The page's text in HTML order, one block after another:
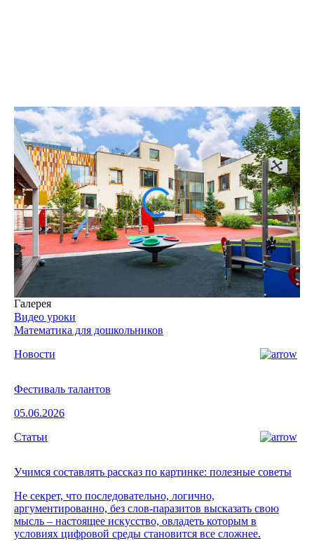
Галерея
Видео уроки
Математика для дошкольников
Новости
Фестиваль талантов
05.06.2026
Статьи
Учимся составлять рассказ по картинке: полезные советы
Не секрет, что последовательно, логично,
аргументированно, без слов-паразитов высказать свою
мысль – настоящее искусство, овладеть которым в
условиях цифровой среды становится все сложнее.